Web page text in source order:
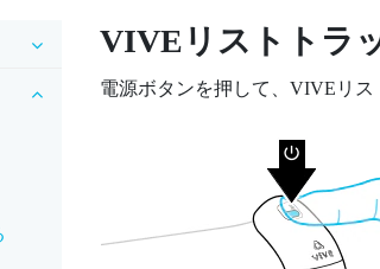
VIVEリストトラ
電源ボタンを押して、 VIVEリス